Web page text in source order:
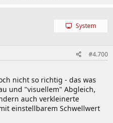
System
#4.700
nicht so richtig - das was
und "visuellem" Abgleich,
auch verkleinerte
einstellbarem Schwellwert